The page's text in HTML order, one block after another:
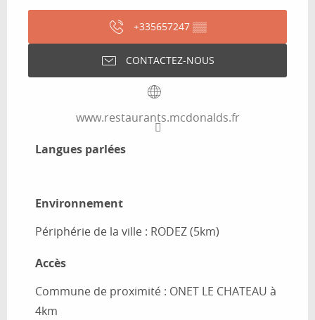
+335657247 ▒▒
CONTACTEZ-NOUS
www.restaurants.mcdonalds.fr
Langues parlées
Langues parlées
Environnement
Environnement
Périphérie de la ville : RODEZ(5km)
Accès
Accès
Commune de proximité : ONET LE CHATEAU à
4km